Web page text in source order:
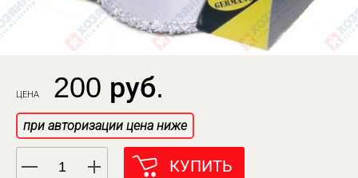
ЦЕНА 200 руб.
при авторизации цена ниже
КУПИТЬ